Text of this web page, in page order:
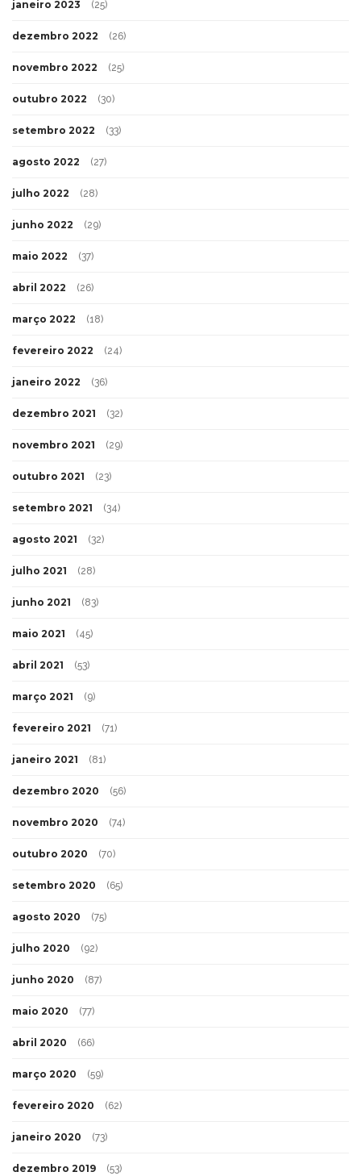
janeiro 2023 (25)
dezembro 2022 (26)
novembro 2022 (25)
outubro 2022 (30)
setembro 2022 (33)
agosto 2022 (27)
julho 2022 (28)
junho 2022 (29)
maio 2022 (37)
abril 2022 (26)
março 2022 (18)
fevereiro 2022 (24)
janeiro 2022 (36)
dezembro 2021 (32)
novembro 2021 (29)
outubro 2021 (23)
setembro 2021 (34)
agosto 2021 (32)
julho 2021 (28)
junho 2021 (83)
maio 2021 (45)
abril 2021 (53)
março 2021 (9)
fevereiro 2021 (71)
janeiro 2021 (81)
dezembro 2020 (56)
novembro 2020 (74)
outubro 2020 (70)
setembro 2020 (65)
agosto 2020 (75)
julho 2020 (92)
junho 2020 (87)
maio 2020 (77)
abril 2020 (66)
março 2020 (59)
fevereiro 2020 (62)
janeiro 2020 (73)
dezembro 2019 (53)